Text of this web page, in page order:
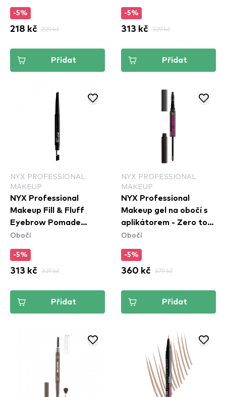
-5%
218 kč 229 kč
Přidat
-5%
313 kč 329 kč
Přidat
NYX PROFESSIONAL
MAKEUP
NYX Professional
Makeup Fill & Fluff
Eyebrow Pomade
Pencil - Clear
Obočí
-5%
313 kč 329 kč
Přidat
NYX PROFESSIONAL
MAKEUP
NYX Professional
Makeup gel na obočí s
aplikátorem - Zero to
Brow Longwear Brow
Obočí
-5%
360 kč 379 kč
Přidat